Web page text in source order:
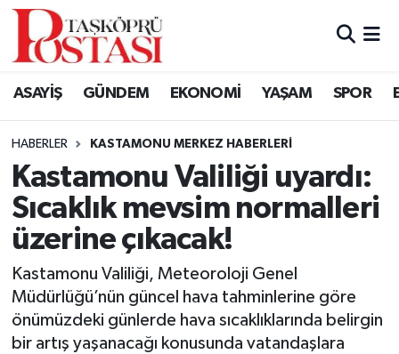
ASAYİŞ GÜNDEM EKONOMİ YAŞAM SPOR
HABERLER KASTAMONU MERKEZ HABERLERI
Kastamonu Valiliği uyardı:
Sıcaklık mevsim normalleri
üzerine çıkacak!
Kastamonu Valiliği, Meteoroloji Genel
Müdürlüğü’nün güncel hava tahminlerine göre
önümüzdeki günlerde hava sıcaklıklarında belirgin
bir artış yaşanacağı konusunda vatandaşlara
Kastamonu Vefat Edenler
Araç Haberleri
Azdavay Haberleri
Bozkurt Haberleri
Çatalzeytin Haberleri